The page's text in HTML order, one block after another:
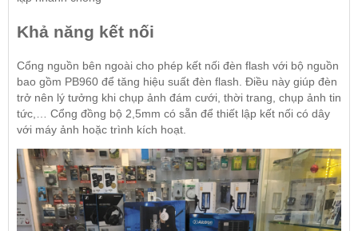
Khả năng kết nối
Cổng nguồn bên ngoài cho phép kết nối đèn flash với bộ nguồn
bao gồm PB960 để tăng hiệu suất đèn flash. Điều này giúp đèn
trở nên lý tưởng khi chụp ảnh đám cưới, thời trang, chụp ảnh tin
tức,… Cổng đồng bộ 2,5mm có sẵn để thiết lập kết nối có dây
với máy ảnh hoặc trình kích hoạt.